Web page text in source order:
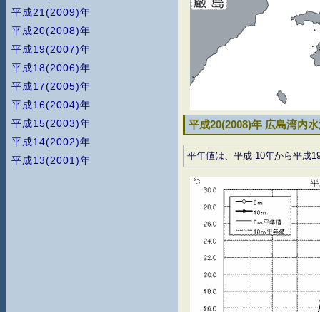
平成21(2009)年
平成20(2008)年
平成19(2007)年
平成18(2006)年
平成17(2005)年
平成16(2004)年
平成15(2003)年
平成14(2002)年
平成13(2001)年
平成20(2008)年 広島湾内
平年値は、平成 10年から平成